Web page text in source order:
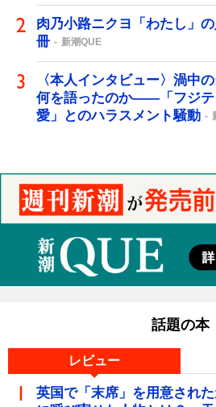
肉乃小路ニクヨ「わたし」
冊
新潮QUE
〈本人インタビュー〉渦中
何を語ったのか――「フジテ
愛」とのハラスメント騒動
話題の本
レビュー
英国で「末席」を用意された